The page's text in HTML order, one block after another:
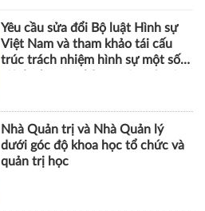
Yêu cầu sửa đổi Bộ luật Hình sự
Việt Nam và tham khảo tái cấu
trúc trách nhiệm hình sự một số
Nhà Quản trị và Nhà Quản lý
dưới góc độ khoa học tổ chức và
quản trị học